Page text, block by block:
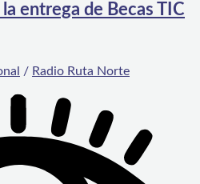
entrega de Becas TIC
/ Radio Ruta Norte